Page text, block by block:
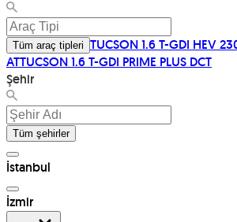
Tüm araç tipleri TUCSON 1.6 T-GDI HEV
ATTUCSON 1.6 T-GDI PRIME PLUS DCT
Şehir
Tüm şehirler
İstanbul
İzmir